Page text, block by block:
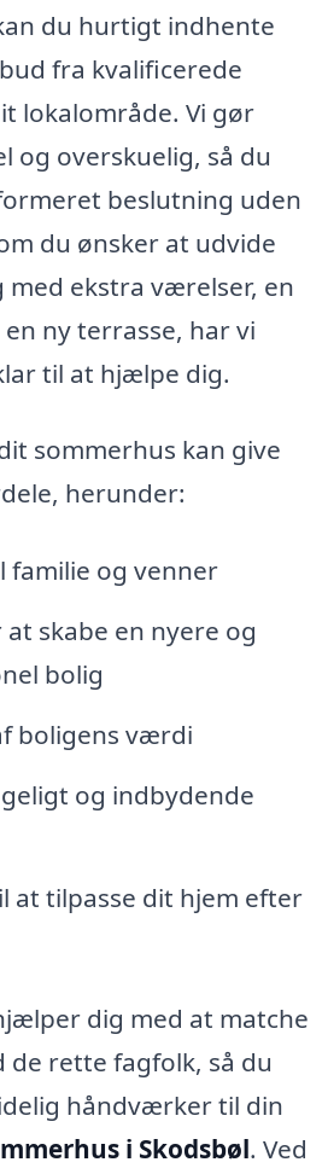
du hurtigt indhente
fra kvalificerede
lokalområde. Vi gør
og overskuelig, så du
beslutning uden
du ønsker at udvide
ekstra værelser, en
ny terrasse, har vi
til at hjælpe dig.
sommerhus kan give
herunder:
familie og venner
skabe en nyere og
bolig
boligens værdi
og indbydende
at tilpasse dit hjem efter
dig med at matche
de rette fagfolk, så du
håndværker til din
i Skodsbøl. Ved